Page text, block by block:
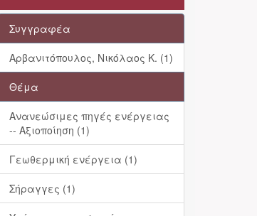
Συγγραφέα
Αρβανιτόπουλος, Νικόλαος Κ. (1)
Θέμα
Ανανεώσιμες πηγές ενέργειας
-- Αξιοποίηση (1)
Γεωθερμική ενέργεια (1)
Σήραγγες (1)